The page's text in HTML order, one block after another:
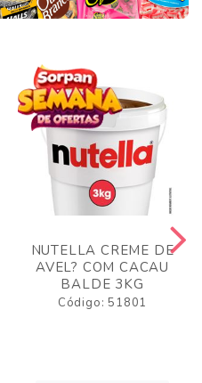
NUTELLA CREME DE
AVEL? COM CACAU
BALDE 3KG
Código: 51801